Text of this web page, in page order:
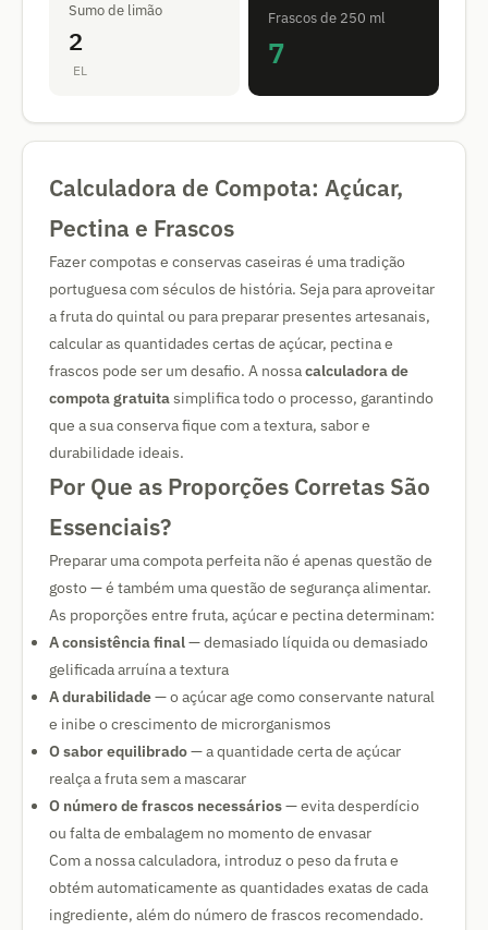
Sumo de limão
2
EL
Frascos de 250 ml
7
Calculadora de Compota: Açúcar,
Pectina e Frascos
Fazer compotas e conservas caseiras é uma tradição
portuguesa com séculos de história. Seja para aproveitar
a fruta do quintal ou para preparar presentes artesanais,
calcular as quantidades certas de açúcar, pectina e
frascos pode ser um desafio. A nossacalculadora de
compota gratuitasimplifica todo o processo, garantindo
que a sua conserva fique com a textura, sabor e
durabilidade ideais.
Por Que as Proporções Corretas São
Essenciais?
Preparar uma compota perfeita não é apenas questão de
gosto — é também uma questão de segurança alimentar.
As proporções entre fruta, açúcar e pectina determinam:
A consistência final— demasiado líquida ou demasiado
gelificada arruína a textura
A durabilidade— o açúcar age como conservante natural
e inibe o crescimento de microrganismos
O sabor equilibrado— a quantidade certa de açúcar
realça a fruta sem a mascarar
O número de frascos necessários— evita desperdício
ou falta de embalagem no momento de envasar
Com a nossa calculadora, introduz o peso da fruta e
obtém automaticamente as quantidades exatas de cada
ingrediente, além do número de frascos recomendado.